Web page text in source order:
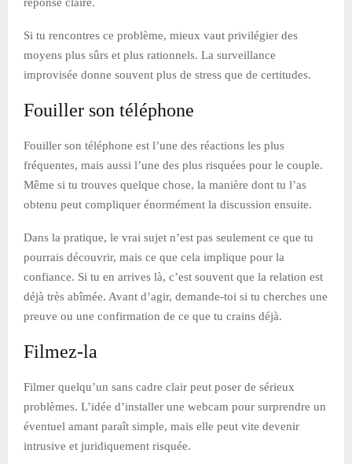
Si tu rencontres ce problème, mieux vaut privilégier des
moyens plus sûrs et plus rationnels. La surveillance
improvisée donne souvent plus de stress que de certitudes.
Fouiller son téléphone
Fouiller son téléphone est l’une des réactions les plus
fréquentes, mais aussi l’une des plus risquées pour le couple.
Même si tu trouves quelque chose, la manière dont tu l’as
obtenu peut compliquer énormément la discussion ensuite.
Dans la pratique, le vrai sujet n’est pas seulement ce que tu
pourrais découvrir, mais ce que cela implique pour la
confiance. Si tu en arrives là, c’est souvent que la relation est
déjà très abîmée. Avant d’agir, demande-toi si tu cherches une
preuve ou une confirmation de ce que tu crains déjà.
Filmez-la
Filmer quelqu’un sans cadre clair peut poser de sérieux
problèmes. L’idée d’installer une webcam pour surprendre un
éventuel amant paraît simple, mais elle peut vite devenir
intrusive et juridiquement risquée.